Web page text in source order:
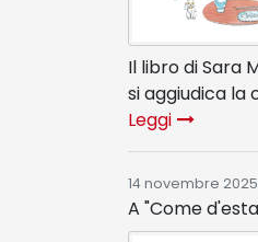
Il libro di Sara
si aggiudica la
Leggi
14 novembre 2025
A "Come